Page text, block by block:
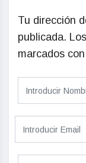
Tu dirección
publicada.
marcados con